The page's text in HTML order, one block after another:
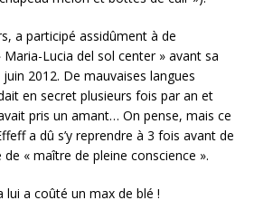
a participé assidûment à de
Lucia del sol center » avant sa
2012. De mauvaises langues
en secret plusieurs fois par an et
pris un amant… On pense, mais ce
a dû s’y reprendre à 3 fois avant de
« maître de pleine conscience ».
lui a coûté un max de blé !